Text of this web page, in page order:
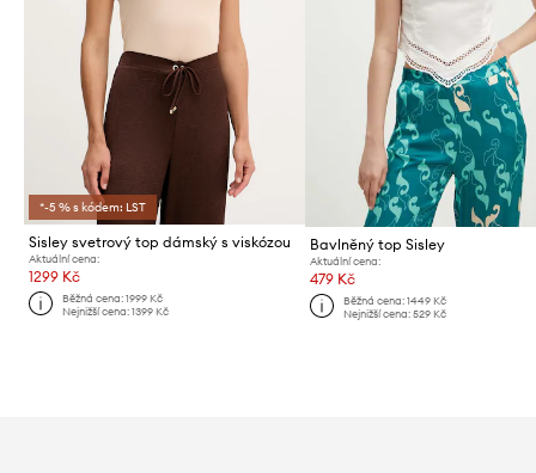
*-5 % s kódem: LST
Sisley svetrový top dámský s viskózou
Aktuální cena:
1299 Kč
Běžná cena:1999 Kč
Nejnižší cena:1399 Kč
Bavlněný top Sisley
Aktuální cena:
479 Kč
Běžná cena: 1449 Kč
Nejnižší cena: 529 Kč